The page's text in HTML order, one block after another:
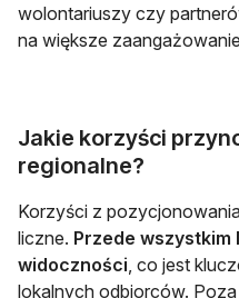
wolontariuszy czy
na większe
Jakie korzyści
regionalne?
Korzyści z
liczne. Przede wszystkim
widoczności, co jest
lokalnych odbiorców.